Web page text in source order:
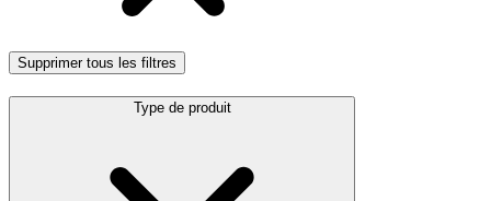
Supprimer tous les filtres
Type de produit